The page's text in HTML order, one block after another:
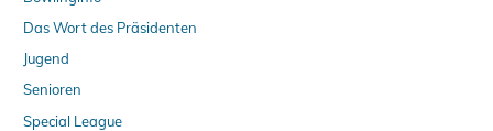
Das Wort des Präsidenten
Jugend
Senioren
Special League